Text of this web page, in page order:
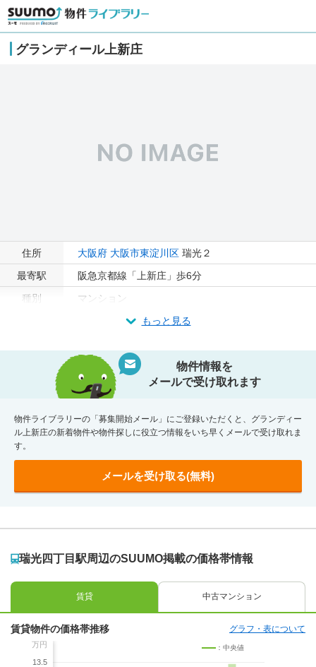
グランディール上新庄
住所 大阪府 大阪市東淀川区 瑞光２
最寄駅
阪急京都線「上新庄」歩6分
種別
マンション
もっと見る
物件情報を
メールで受け取れます
物件ライブラリーの「募集開始メール」にご登録いただくと、グランディー
ル上新庄の新着物件や物件探しに役立つ情報をいち早くメールで受け取れま
す。
メールを受け取る(無料)
瑞光四丁目駅周辺のSUUMO掲載の価格帯情報
賃貸 中古マンション
賃貸物件の価格帯推移 グラフ・表について
万円
13.5
：中央値